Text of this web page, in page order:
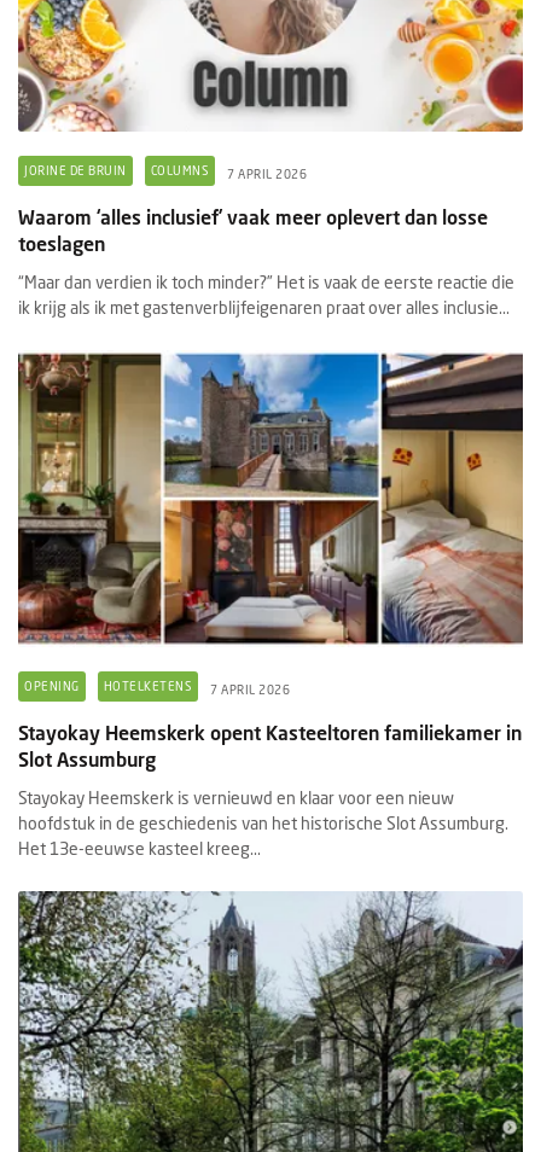
JORINE DE BRUIN COLUMNS 7 APRIL 2026
Waarom ‘alles inclusief’ vaak meer oplevert dan losse
toeslagen
“Maar dan verdien ik toch minder?” Het is vaak de eerste reactie die
ik krijg als ik met gastenverblijfeigenaren praat over alles inclusie...
OPENING HOTELKETENS 7 APRIL 2026
Stayokay Heemskerk opent Kasteeltoren familiekamer in
Slot Assumburg
Stayokay Heemskerk is vernieuwd en klaar voor een nieuw
hoofdstuk in de geschiedenis van het historische Slot Assumburg.
Het 13e-eeuwse kasteel kreeg...